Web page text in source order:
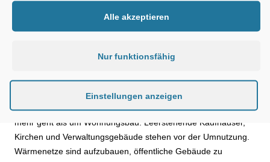
ohne frisches Geld ist erst mal ein Rahmen”, so Makko. “Was
rechnen lässt?”
Der Verband betont, dass es bei Quartiersentwicklung um weit
mehr geht als um Wohnungsbau. Leerstehende Kaufhäuser,
Kirchen und Verwaltungsgebäude stehen vor der Umnutzung.
Wärmenetze sind aufzubauen, öffentliche Gebäude zu
Alle akzeptieren
Nur funktionsfähig
Einstellungen anzeigen